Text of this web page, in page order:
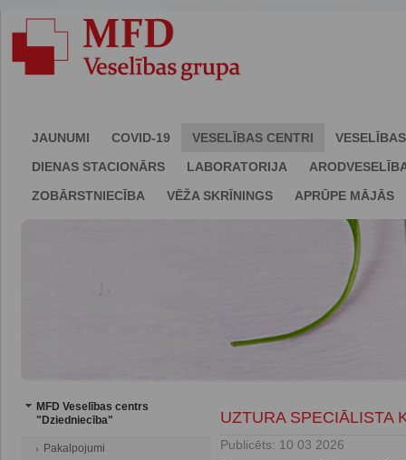
JAUNUMI COVID-19 VESELĪBAS CENTRI
DIENAS STACIONĀRS
LABORATORIJA
ZOBĀRSTNIECĪBA
VĒŽA SKRĪNINGS APRŪPE MĀJĀS
MFD Veselības centrs
"Dziedniecība"
Pakalpojumi
UZTURA SPECIĀLISTA
Publicēts: 10 03 2026